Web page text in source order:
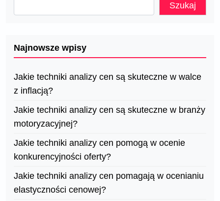
Szukaj
Najnowsze wpisy
Jakie techniki analizy cen są skuteczne w walce
z inflacją?
Jakie techniki analizy cen są skuteczne w branży
motoryzacyjnej?
Jakie techniki analizy cen pomogą w ocenie
konkurencyjności oferty?
Jakie techniki analizy cen pomagają w ocenianiu
elastyczności cenowej?